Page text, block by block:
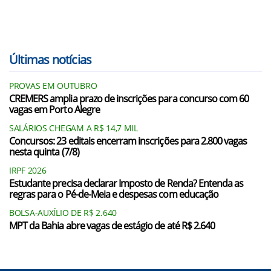
Últimas notícias
PROVAS EM OUTUBRO
CREMERS amplia prazo de inscrições para concurso com 60
vagas em Porto Alegre
SALÁRIOS CHEGAM A R$ 14,7 MIL
Concursos: 23 editais encerram inscrições para 2.800 vagas
nesta quinta (7/8)
IRPF 2026
Estudante precisa declarar Imposto de Renda? Entenda as
regras para o Pé-de-Meia e despesas com educação
BOLSA-AUXÍLIO DE R$ 2.640
MPT da Bahia abre vagas de estágio de até R$ 2.640